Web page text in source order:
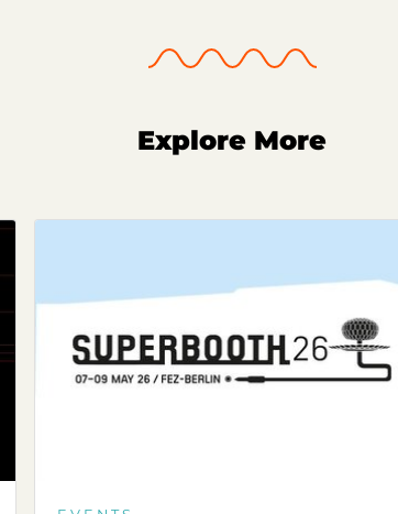
Explore More